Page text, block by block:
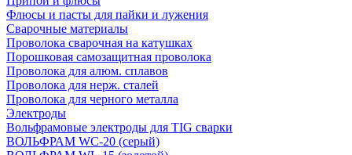
Флюсы и пасты для пайки и лужения
Сварочные материалы
Проволока сварочная на катушках
Порошковая самозащитная проволока
Проволока для алюм. сплавов
Проволока для нерж. сталей
Проволока для черного металла
Электроды
Вольфрамовые электроды для TIG сварки
ВОЛЬФРАМ WC-20 (серый)